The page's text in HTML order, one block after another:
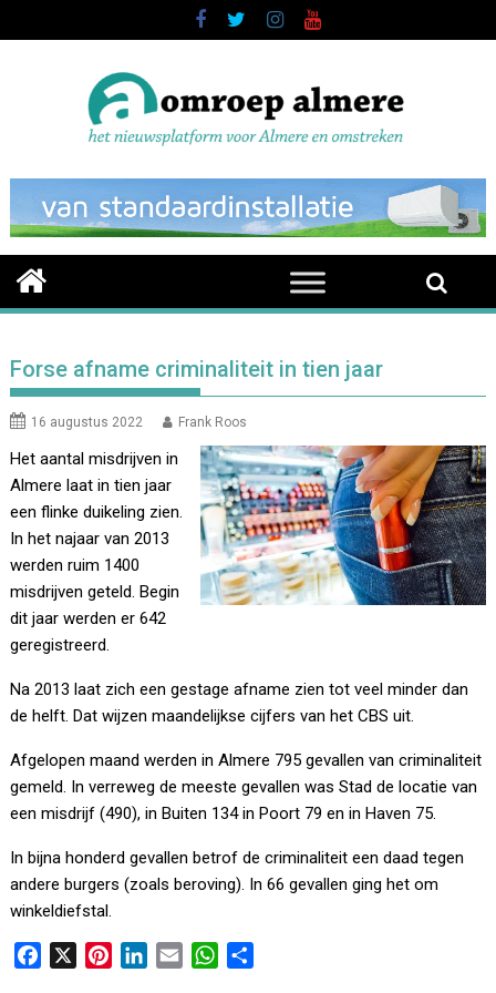
to
Forse afname criminaliteit in tien jaar
16 augustus 2022 Frank Roos
Het aantal misdrijven in
Almere laat in tien jaar
een flinke duikeling zien.
In het najaar van 2013
werden ruim 1400
misdrijven geteld. Begin
dit jaar werden er 642
geregistreerd.
Na 2013 laat zich een gestage afname zien tot veel minder dan
de helft. Dat wijzen maandelijkse cijfers van het CBS uit.
Afgelopen maand werden in Almere 795 gevallen van criminaliteit
gemeld. In verreweg de meeste gevallen was Stad de locatie van
een misdrijf (490), in Buiten 134 in Poort 79 en in Haven 75.
In bijna honderd gevallen betrof de criminaliteit een daad tegen
andere burgers (zoals beroving). In 66 gevallen ging het om
winkeldiefstal.
W